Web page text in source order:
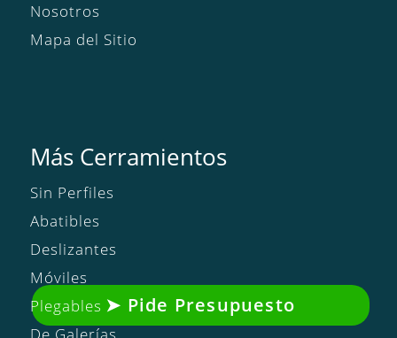
Pide Presupuesto
Nosotros
Mapa del Sitio
Más Cerramientos
Sin Perfiles
Abatibles
Deslizantes
Móviles
Plegables
De Galerías